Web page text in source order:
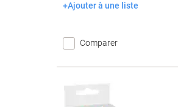
Ajouter au panier
Ajouter à une liste
Comparer